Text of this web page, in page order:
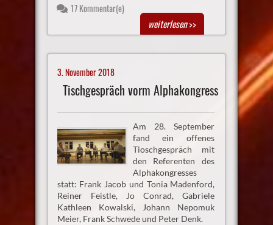
17 Kommentar(e)
weiterlesen>>
3. November 2018
Tischgespräch vorm Alphakongress
Am 28. September
fand ein offenes
Tioschgespräch mit
den Referenten des
Alphakongresses
statt: Frank Jacob und Tonia Madenford,
Reiner Feistle, Jo Conrad, Gabriele
Kathleen Kowalski, Johann Nepomuk
Meier, Frank Schwede und Peter Denk.